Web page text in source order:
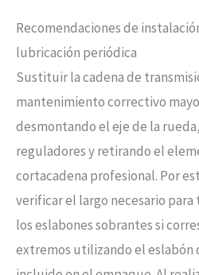
Recomendaciones de
lubricación periódica
Sustituir la cadena de
mantenimiento correctivo
desmontando el eje de la
reguladores y retirando el
cortacadena profesional. Por
verificar el largo necesario
los eslabones sobrantes si
extremos utilizando el eslabón